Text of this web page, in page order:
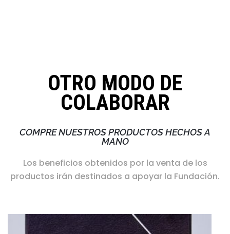
OTRO MODO DE
COLABORAR
COMPRE NUESTROS PRODUCTOS HECHOS A
MANO
Los beneficios obtenidos por la venta de los
productos irán destinados a apoyar la Fundación.